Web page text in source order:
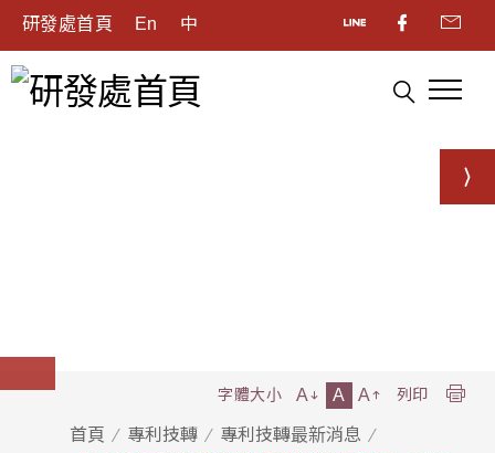
研發處首頁 En 中
首頁 專利技轉 專利技轉最新消息
字體大小 A A A 列印